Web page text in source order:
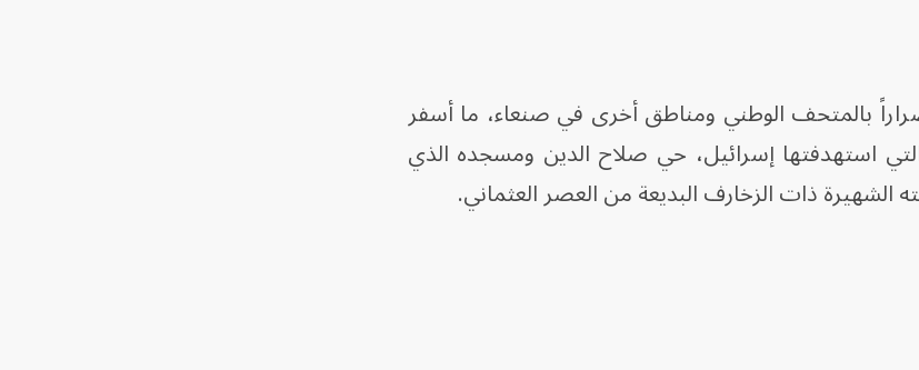
أضراراً بالمتحف الوطني ومناطق أخرى في صنعاء، ما أسفر
استهدفتها إسرائيل، حي صلاح الدين ومسجده الذي
الشهيرة ذات الزخارف البديعة من العصر العثماني.